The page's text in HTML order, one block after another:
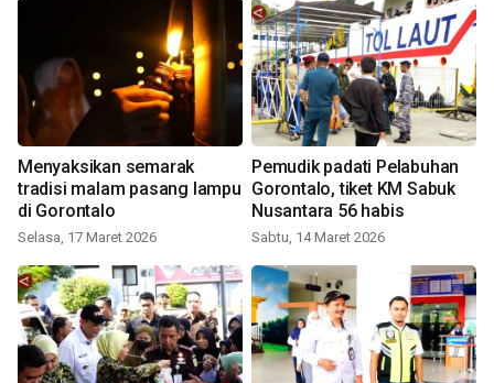
Menyaksikan semarak
tradisi malam pasang lampu
di Gorontalo
Selasa, 17 Maret 2026
Pemudik padati Pelabuhan
Gorontalo, tiket KM Sabuk
Nusantara 56 habis
Sabtu, 14 Maret 2026